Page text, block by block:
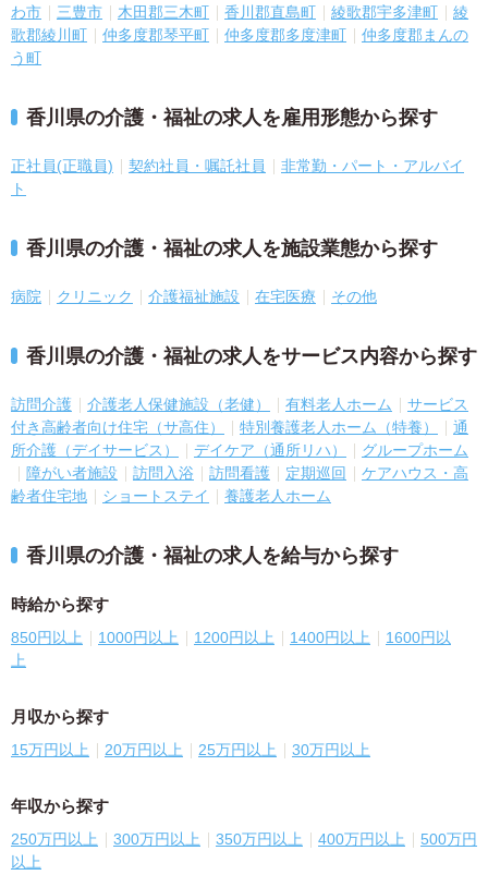
わ市
三豊市 木田郡三木町 香川郡直島町 綾歌郡宇多津町
綾
歌郡綾川町
仲多度郡琴平町 仲多度郡多度津町
仲多度郡まんの
う町
香川県の介護・福祉の求人を雇用形態から探す
正社員(正職員) 契約社員・嘱託社員
非常勤・パート・アルバイ
ト
香川県の介護・福祉の求人を施設業態から探す
病院 クリニック 介護福祉施設 在宅医療 その他
香川県の介護・福祉の求人をサービス内容から探す
訪問介護 介護老人保健施設（老健） 有料老人ホーム
サービス
付き高齢者向け住宅（サ高住）
特別養護老人ホーム（特養）
通
所介護（デイサービス）
デイケア（通所リハ）
グループホーム
障がい者施設
訪問入浴 訪問看護 定期巡回
ケアハウス・高
齢者住宅地
ショートステイ 養護老人ホーム
香川県の介護・福祉の求人を給与から探す
時給から探す
850円以上 1000円以上 1200円以上 1400円以上
1600円以
上
月収から探す
15万円以上 20万円以上 25万円以上 30万円以上
年収から探す
250万円以上 300万円以上 350万円以上 400万円以上
500万円
以上